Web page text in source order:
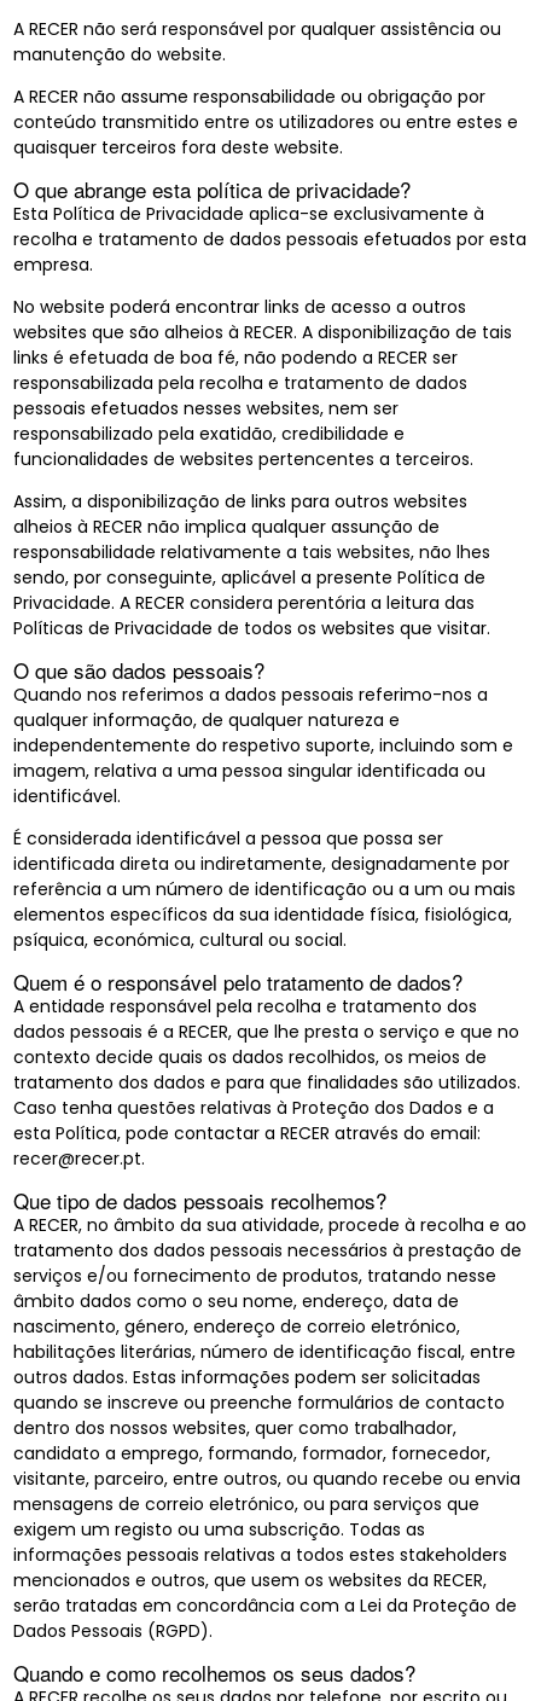
A RECER não será responsável por qualquer assistência ou
manutenção do website.
A RECER não assume responsabilidade ou obrigação por
conteúdo transmitido entre os utilizadores ou entre estes e
quaisquer terceiros fora deste website.
O que abrange esta política de privacidade?
Esta Política de Privacidade aplica-se exclusivamente à
recolha e tratamento de dados pessoais efetuados por esta
empresa.
No website poderá encontrar links de acesso a outros
websites que são alheios à RECER. A disponibilização de tais
links é efetuada de boa fé, não podendo a RECER ser
responsabilizada pela recolha e tratamento de dados
pessoais efetuados nesses websites, nem ser
responsabilizado pela exatidão, credibilidade e
funcionalidades de websites pertencentes a terceiros.
Assim, a disponibilização de links para outros websites
alheios à RECER não implica qualquer assunção de
responsabilidade relativamente a tais websites, não lhes
sendo, por conseguinte, aplicável a presente Política de
Privacidade. A RECER considera perentória a leitura das
Políticas de Privacidade de todos os websites que visitar.
O que são dados pessoais?
Quando nos referimos a dados pessoais referimo-nos a
qualquer informação, de qualquer natureza e
independentemente do respetivo suporte, incluindo som e
imagem, relativa a uma pessoa singular identificada ou
identificável.
É considerada identificável a pessoa que possa ser
identificada direta ou indiretamente, designadamente por
referência a um número de identificação ou a um ou mais
elementos específicos da sua identidade física, fisiológica,
psíquica, económica, cultural ou social.
Quem é o responsável pelo tratamento de dados?
A entidade responsável pela recolha e tratamento dos
dados pessoais é a RECER, que lhe presta o serviço e que no
contexto decide quais os dados recolhidos, os meios de
tratamento dos dados e para que finalidades são utilizados.
Caso tenha questões relativas à Proteção dos Dados e a
esta Política, pode contactar a RECER através do email:
recer@recer.pt.
Que tipo de dados pessoais recolhemos?
A RECER, no âmbito da sua atividade, procede à recolha e ao
tratamento dos dados pessoais necessários à prestação de
serviços e/ou fornecimento de produtos, tratando nesse
âmbito dados como o seu nome, endereço, data de
nascimento, género, endereço de correio eletrónico,
habilitações literárias, número de identificação fiscal, entre
outros dados. Estas informações podem ser solicitadas
quando se inscreve ou preenche formulários de contacto
dentro dos nossos websites, quer como trabalhador,
candidato a emprego, formando, formador, fornecedor,
visitante, parceiro, entre outros, ou quando recebe ou envia
mensagens de correio eletrónico, ou para serviços que
exigem um registo ou uma subscrição. Todas as
informações pessoais relativas a todos estes stakeholders
mencionados e outros, que usem os websites da RECER,
serão tratadas em concordância com a Lei da Proteção de
Dados Pessoais (RGPD).
Quando e como recolhemos os seus dados?